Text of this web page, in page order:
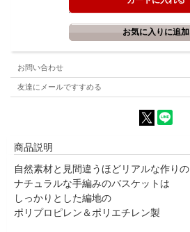
お問い合わせ
友達にメールですすめる
商品説明
自然素材と見間違うほどリアルな作りの
ナチュラルな手編みのバスケットは
しっかりとした編地の
ポリプロピレン＆ポリエチレン製